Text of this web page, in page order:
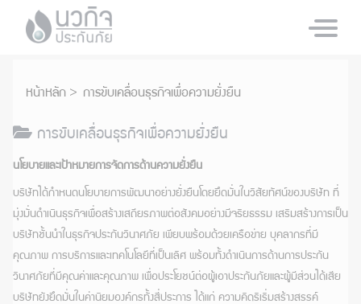
หน้าหลัก การขับเคลื่อนธุรกิจเพื่อความยั่งยืน
การขับเคลื่อนธุรกิจเพื่อความยั่งยืน
นโยบายและเป้าหมายการจัดการด้านความยั่งยืน
บริษัทได้กำหนดนโยบายการพัฒนาอย่างยั่งยืนโดยยึดมั่นในวิสัยทัศน์ของบริษัท ที่
มุ่งมั่นดำเนินธุรกิจเพื่อสร้างเสถียรภาพต่อสังคมอย่างมีจริยธรรม เสริมสร้างการเป็น
บริษัทชั้นนำในธุรกิจประกันวินาศภัย เพียบพร้อมด้วยเครือข่าย บุคลากรที่มี
คุณภาพ การบริการและเทคโนโลยีที่เป็นเลิศ พร้อมทั้งดำเนินการด้านการประกัน
วินาศภัยที่มีคุณค่าและคุณภาพ เพื่อประโยชน์ต่อผู้เอาประกันภัยและผู้มีส่วนได้เสีย
บริษัทยังยึดมั่นในค่านิยมองค์กรทั้งสี่ประการ ได้แก่ ความคิดริเริ่มสร้างสรรค์